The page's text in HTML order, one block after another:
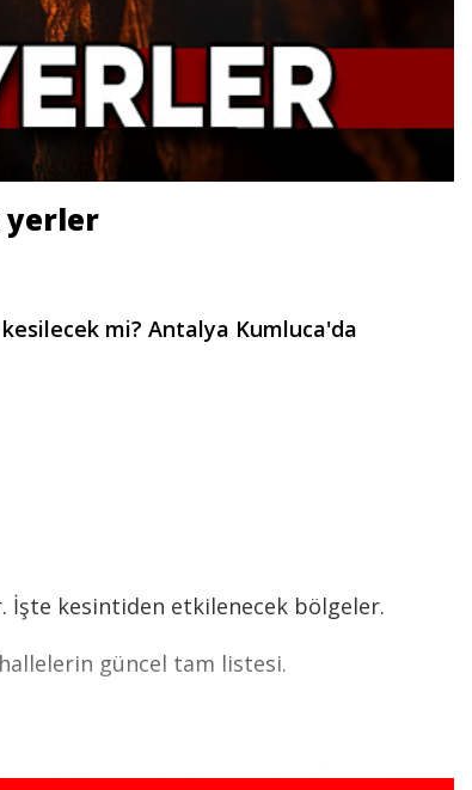
yerler
mi? Antalya Kumluca'da
İşte kesintiden etkilenecek bölgeler.
güncel tam listesi.
Mah. ERTAŞ Cd,MERKEZ MAVİKENT